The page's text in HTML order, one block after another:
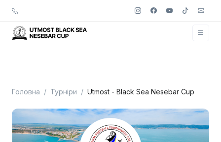
Головна Турніри Utmost - Black Sea Nesebar Cup